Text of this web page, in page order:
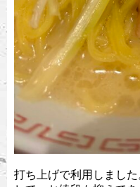
打ち上げで利用しまし